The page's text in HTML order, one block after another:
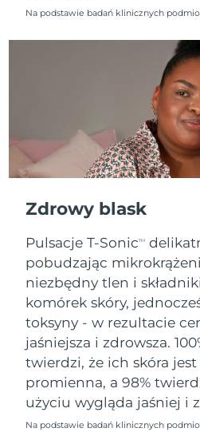
Na podstawie badań klinicznych
Zdrowy blask
Pulsacje T-SonicTM
pobudzając
niezbędny tlen i
komórek skóry,
toksyny - w rezultacie
jaśniejsza i zdrowsza.
twierdzi, że ich skóra
promienna, a 98%
użyciu wygląda jaśniej i
Na podstawie badań klinicznych
Szwajcaria
Tajwan
Turcja
Zjednoczone Emiraty
Arabskie
Wielka Brytania
Stany Zjednoczone